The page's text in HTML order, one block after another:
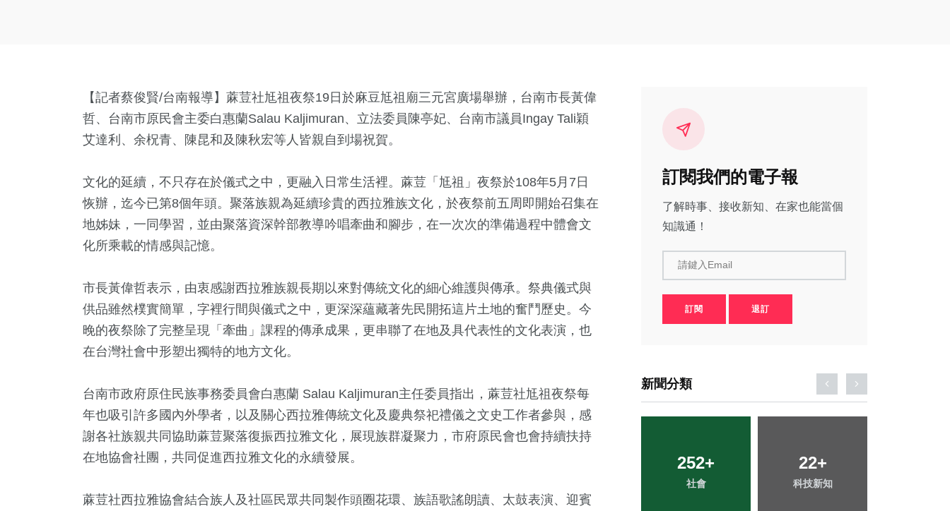
【記者蔡俊賢/台南報導】蔴荳社尪祖夜祭19日於麻豆尪祖廟三元宮廣場舉辦，台南市長黃偉
哲、台南市原民會主委白惠蘭Salau Kaljimuran、立法委員陳亭妃、台南市議員Ingay Tali穎
艾達利、余柷青、陳昆和及陳秋宏等人皆親自到場祝賀。
文化的延續，不只存在於儀式之中，更融入日常生活裡。蔴荳「尪祖」夜祭於108年5月7日
恢辦，迄今已第8個年頭。聚落族親為延續珍貴的西拉雅族文化，於夜祭前五周即開始召集在
地姊妹，一同學習，並由聚落資深幹部教導吟唱牽曲和腳步，在一次次的準備過程中體會文
化所乘載的情感與記憶。
市長黃偉哲表示，由衷感謝西拉雅族親長期以來對傳統文化的細心維護與傳承。祭典儀式與
供品雖然樸實簡單，字裡行間與儀式之中，更深深蘊藏著先民開拓這片土地的奮鬥歷史。今
晚的夜祭除了完整呈現「牽曲」課程的傳承成果，更串聯了在地及具代表性的文化表演，也
在台灣社會中形塑出獨特的地方文化。
台南市政府原住民族事務委員會白惠蘭 Salau Kaljimuran主任委員指出，蔴荳社尪祖夜祭每
年也吸引許多國內外學者，以及關心西拉雅傳統文化及慶典祭祀禮儀之文史工作者參與，感
謝各社族親共同協助蔴荳聚落復振西拉雅文化，展現族群凝聚力，市府原民會也會持續扶持
在地協會社團，共同促進西拉雅文化的永續發展。
蔴荳社西拉雅協會結合族人及社區民眾共同製作頭圈花環、族語歌謠朗讀、太鼓表演、迎賓
訂閱我們的電子報
了解時事、接收新知、在家也能當個
知識通！
請鍵入Email
訂閱 退訂
新聞分類
1+ 136+ 104 252+
社會
22+
科技新知
44+
農業
1+
大陸